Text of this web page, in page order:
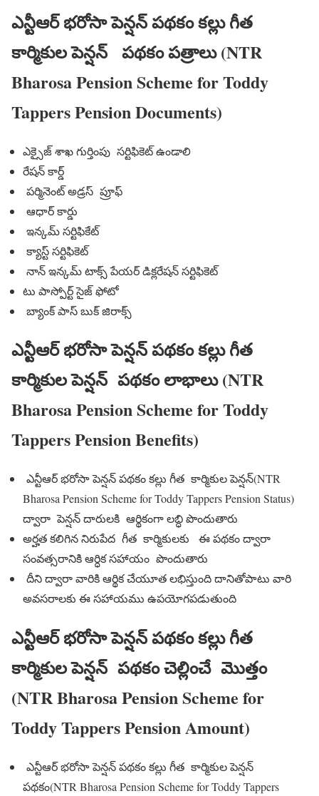
ఎన్టీఆర్ భరోసా పెన్షన్ పథకం కల్లు గీత
కార్మికుల పెన్షన్ పథకం పత్రాలు (NTR
Bharosa Pension Scheme for Toddy
Tappers Pension Documents)
ఎక్సైజ్ శాఖ గుర్తింపు సర్టిఫికెట్ ఉండాలి
రేషన్ కార్డ్
పర్మినెంట్ అడ్రస్ ప్రూఫ్
ఆధార్ కార్డు
ఇన్కమ్ సర్టిఫికేట్
క్యాస్ట్ సర్టిఫికెట్
నాన్ ఇన్కమ్ టాక్స్ పేయర్ డిక్లరేషన్ సర్టిఫికెట్
టు పాస్పోర్ట్ సైజ్ ఫోటో
బ్యాంక్ పాస్ బుక్ జిరాక్స్
ఎన్టీఆర్ భరోసా పెన్షన్ పథకం కల్లు గీత
కార్మికుల పెన్షన్ పథకం లాభాలు (NTR
Bharosa Pension Scheme for Toddy
Tappers Pension Benefits)
ఎన్టీఆర్ భరోసా పెన్షన్ పథకం కల్లు గీత కార్మికుల పెన్షన్(NTR
Bharosa Pension Scheme for Toddy Tappers Pension Status)
ద్వారా పెన్షన్ దారులకి ఆర్థికంగా లబ్ధి పొందుతారు
అర్హత కలిగిన నిరుపేద గీత కార్మికులకు ఈ పథకం ద్వారా
సంవత్సరానికి ఆర్ధిక సహాయం పొందుతారు
దీని ద్వారా వారికి ఆర్థిక చేయూత లభిస్తుంది దానితోపాటు వారి
అవసరాలకు ఈ సహాయము ఉపయోగపడుతుంది
ఎన్టీఆర్ భరోసా పెన్షన్ పథకం కల్లు గీత
కార్మికుల పెన్షన్ పథకం చెల్లించే మొత్తం
(NTR Bharosa Pension Scheme for
Toddy Tappers Pension Amount)
ఎన్టీఆర్ భరోసా పెన్షన్ పథకం కల్లు గీత కార్మికుల పెన్షన్
పథకం(NTR Bharosa Pension Scheme for Toddy Tappers